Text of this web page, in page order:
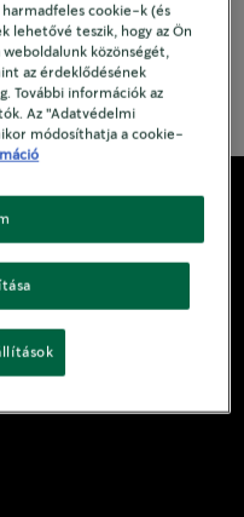
cookie-k (és
lehetővé teszik, hogy az Ön
közönségét,
az érdeklődésének
További információk az
Az "Adatvédelmi
módosíthatja a cookie-